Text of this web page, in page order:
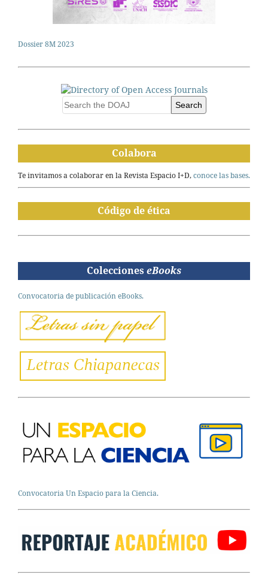
Dossier 8M 2023
Search
Colabora
Te invitamos a colaborar en la Revista Espacio I+D,conoce las bases.
Código de ética
Colecciones eBooks
Convocatoria de publicación eBooks.
Convocatoria Un Espacio para la Ciencia.